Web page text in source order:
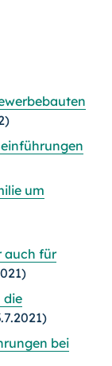
um
auch für
die
bei